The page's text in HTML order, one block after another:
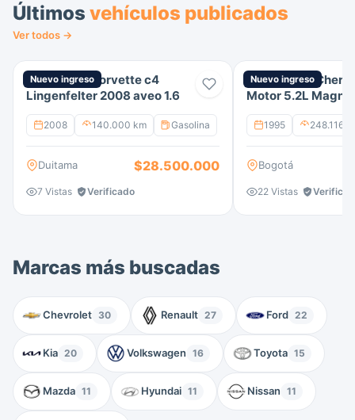
Últimos vehículos publicados
Ver todos →
Nuevo ingreso
Chrevrolet Corvette c4
Lingenfelter 2008 aveo 1.6
2008 140.000 km Gasolina
Duitama $28.500.000
7 Vistas Verificado
Nuevo ingreso
Jeep Grand
Motor 5.2L
gasolina
1995 248.116
Bogotá
22 Vistas
Marcas más buscadas
Chevrolet 30 Renault 27 Ford 22
Kia 20 Volkswagen 16 Toyota 15
Mazda 11 Hyundai 11 Nissan 11